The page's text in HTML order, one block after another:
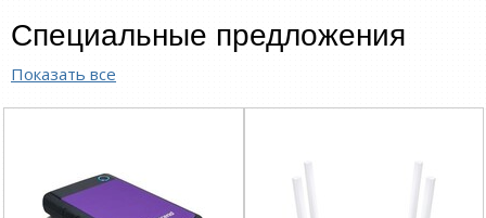
Специальные предложения
Показать все